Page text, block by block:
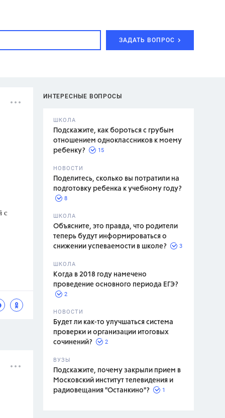
ЗАДАТЬ ВОПРОС
ИНТЕРЕСНЫЕ ВОПРОСЫ
ШКОЛА
Подскажите, как бороться с грубым
отношением одноклассников к моему
ребенку?
15
НОВОСТИ
Поделитесь, сколько вы потратили на
подготовку ребенка к учебному году?
8
ШКОЛА
Объясните, это правда, что родители
теперь будут информироваться о
снижении успеваемости в школе?
3
ШКОЛА
Когда в 2018 году намечено
проведение основного периода ЕГЭ?
2
НОВОСТИ
Будет ли как-то улучшаться система
проверки и организации итоговых
сочинений?
2
ВУЗЫ
Подскажите, почему закрыли прием в
Московский институт телевидения и
радиовещания "Останкино"?
1
с